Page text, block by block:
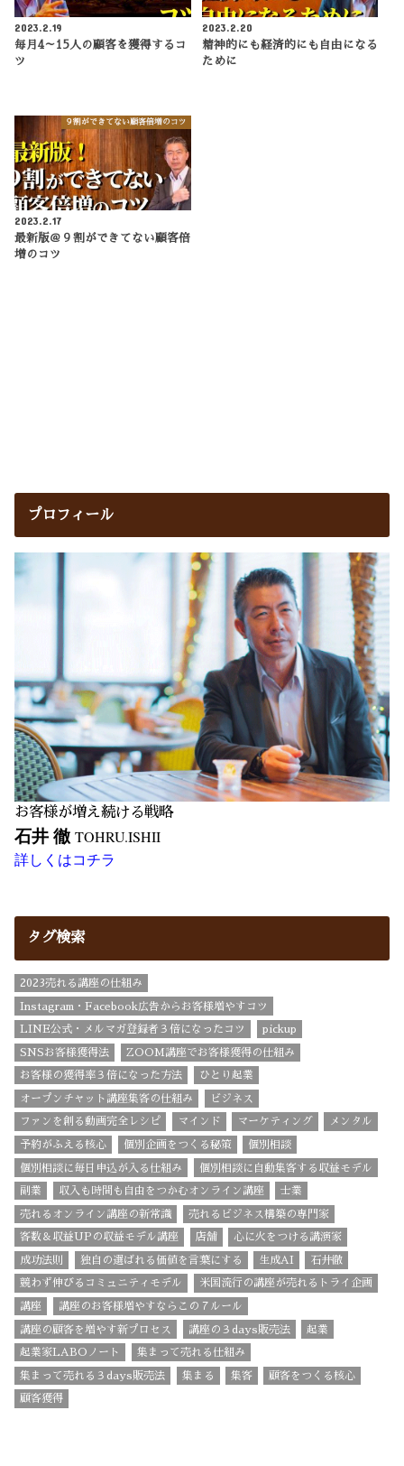
2023.2.19
毎月4～15人の顧客を獲得するコ
ツ
2023.2.20
精神的にも経済的にも自由になる
ために
９割ができてない顧客倍増のコツ
2023.2.17
最新版＠９割ができてない顧客倍
増のコツ
プロフィール
お客様が増え続ける戦略
石井 徹 TOHRU.ISHII
詳しくはコチラ
タグ検索
2023売れる講座の仕組み
Instagram・Facebook広告からお客様増やすコツ
LINE公式・メルマガ登録者３倍になったコツ pickup
SNSお客様獲得法 ZOOM講座でお客様獲得の仕組み
お客様の獲得率３倍になった方法 ひとり起業
オープンチャット講座集客の仕組み ビジネス
ファンを創る動画完全レシピ マインド マーケティング メンタル
予約がふえる核心 個別企画をつくる秘策 個別相談
個別相談に毎日申込が入る仕組み 個別相談に自動集客する収益モデル
副業 収入も時間も自由をつかむオンライン講座 士業
売れるオンライン講座の新常識 売れるビジネス構築の専門家
客数＆収益UPの収益モデル講座 店舗 心に火をつける講演家
成功法則 独自の選ばれる価値を言葉にする 生成AI 石井徹
競わず伸びるコミュニティモデル 米国流行の講座が売れるトライ企画
講座 講座のお客様増やすならこの７ルール
講座の顧客を増やす新プロセス 講座の３days販売法 起業
起業家LABOノート 集まって売れる仕組み
集まって売れる３days販売法 集まる 集客 顧客をつくる核心
顧客獲得